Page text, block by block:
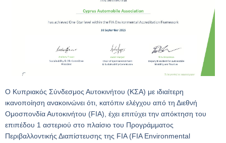
Ο Κυπριακός Σύνδεσμος Αυτοκινήτου (ΚΣΑ) με ιδιαίτερη
ικανοποίηση ανακοινώνει ότι, κατόπιν ελέγχου από τη Διεθνή
Ομοσπονδία Αυτοκινήτου (FIA), έχει επιτύχει την απόκτηση του
επιπέδου 1 αστεριού στο πλαίσιο του Προγράμματος
Περιβαλλοντικής Διαπίστευσης της FIA (FIA Environmental